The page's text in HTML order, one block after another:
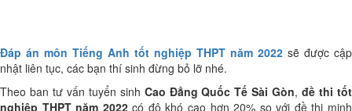
Đáp án môn Tiếng Anh tốt nghiệp THPT năm 2022 sẽ được cập
nhật liên tục, các bạn thí sinh đừng bỏ lỡ nhé.
Theo ban tư vấn tuyển sinh Cao Đẳng Quốc Tế Sài Gòn,đề thi tốt
nghiệp THPT năm 2022có độ khó cao hơn 20% so với đề thi minh